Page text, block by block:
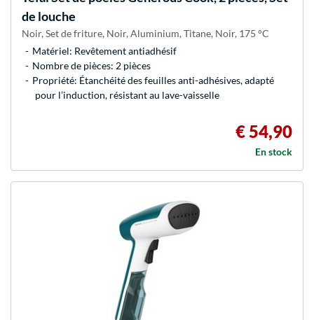
de louche
Noir, Set de friture, Noir, Aluminium, Titane, Noir, 175 °C
Matériel: Revêtement antiadhésif
Nombre de pièces: 2 pièces
Propriété: Étanchéité des feuilles anti-adhésives, adapté
pour l’induction, résistant au lave-vaisselle
€ 54,90
En stock